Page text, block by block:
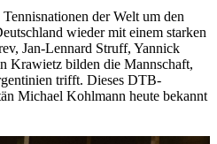
der Welt um den
wieder mit einem starken
Jan-Lennard Struff, Yannick
Krawietz bilden die Mannschaft,
trifft. Dieses DTB-
Michael Kohlmann heute bekannt